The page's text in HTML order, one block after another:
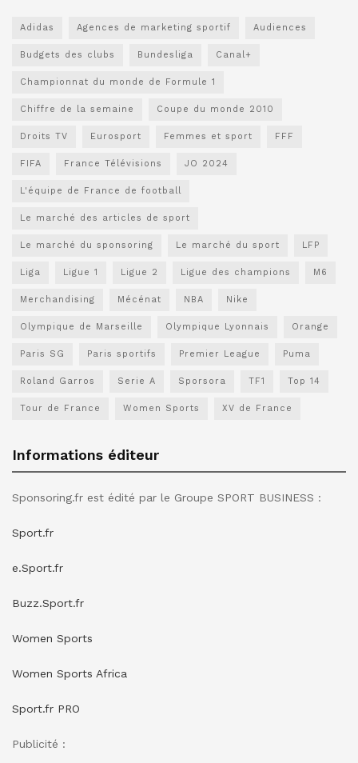
Adidas Agences de marketing sportif Audiences
Budgets des clubs Bundesliga Canal+
Championnat du monde de Formule 1
Chiffre de la semaine Coupe du monde 2010
Droits TV Eurosport Femmes et sport FFF
FIFA France Télévisions JO 2024
L'équipe de France de football
Le marché des articles de sport
Le marché du sponsoring Le marché du sport LFP
Liga Ligue 1 Ligue 2 Ligue des champions M6
Merchandising Mécénat NBA Nike
Olympique de Marseille Olympique Lyonnais Orange
Paris SG Paris sportifs Premier League Puma
Roland Garros Serie A Sporsora TF1 Top 14
Tour de France Women Sports XV de France
Informations éditeur
Sponsoring.fr est édité par le Groupe SPORT BUSINESS :
Sport.fr
e.Sport.fr
Buzz.Sport.fr
Women Sports
Women Sports Africa
Sport.fr PRO
Publicité :